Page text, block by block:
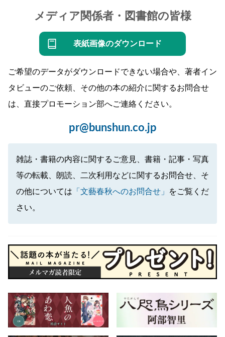
メディア関係者・図書館の皆様
表紙画像のダウンロード
ご希望のデータがダウンロードできない場合や、著者イン
タビューのご依頼、その他の本の紹介に関するお問合せ
は、直接プロモーション部へご連絡ください。
pr@bunshun.co.jp
雑誌・書籍の内容に関するご意見、書籍・記事・写真
等の転載、朗読、二次利用などに関するお問合せ、そ
の他については 「文藝春秋へのお問合せ」
をご覧くだ
さい。